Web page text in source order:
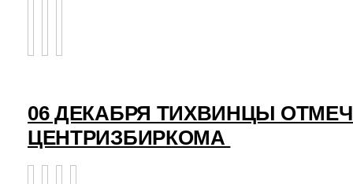
06 ДЕКАБРЯ ТИХВИНЦЫ
ЦЕНТРИЗБИРКОМА